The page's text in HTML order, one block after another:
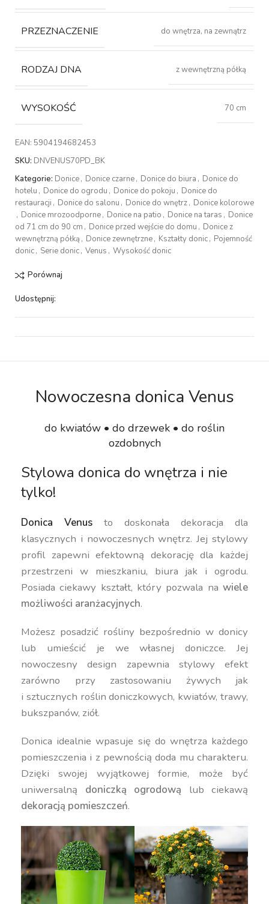
PRZEZNACZENIE do wnętrza, na zewnątrz
RODZAJ DNA z wewnętrzną półką
WYSOKOŚĆ 70 cm
EAN: 5904194682453
SKU: DNVENUS70PD_BK
Kategorie: Donice, Donice czarne, Donice do biura , Donice do
hotelu , Donice do ogrodu , Donice do pokoju , Donice do
restauracji , Donice do salonu , Donice do wnętrz, Donice kolorowe
, Donice mrozoodporne, Donice na patio , Donice na taras , Donice
od 71 cm do 90 cm , Donice przed wejście do domu , Donice z
wewnętrzną półką , Donice zewnętrzne, Kształty donic, Pojemność
donic, Serie donic, Venus , Wysokość donic
Porównaj
Udostępnij:
Nowoczesna donica Venus
do kwiatów • do drzewek • do roślin
ozdobnych
Stylowa donica do wnętrza i nie
tylko!
Donica Venusto doskonała dekoracja dla
klasycznych i nowoczesnych wnętrz. Jej stylowy
profil zapewni efektowną dekorację dla każdej
przestrzeni w mieszkaniu, biura jak i ogrodu.
Posiada ciekawy kształt, który pozwala na wiele
możliwości aranżacyjnych.
Możesz posadzić rośliny bezpośrednio w donicy
lub umieścić je we własnej doniczce. Jej
nowoczesny design zapewnia stylowy efekt
zarówno przy zastosowaniu żywych jak
i sztucznych roślin doniczkowych, kwiatów, trawy,
bukszpanów, ziół.
Donica idealnie wpasuje się do wnętrza każdego
pomieszczenia i z pewnością doda mu charakteru.
Dzięki swojej wyjątkowej formie, może być
uniwersalną doniczką ogrodową lub ciekawą
dekoracją pomieszczeń.